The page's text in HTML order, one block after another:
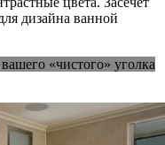
дизайна ванной
«чистого» уголка